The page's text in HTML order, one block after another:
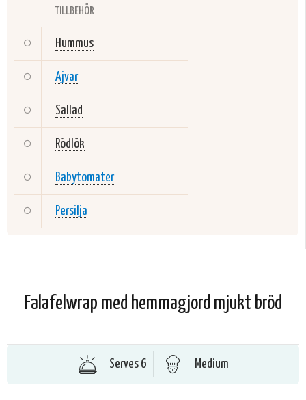
TILLBEHÖR
Hummus
Ajvar
Sallad
Rödlök
Babytomater
Persilja
Falafelwrap med hemmagjord mjukt bröd
Serves 6 Medium